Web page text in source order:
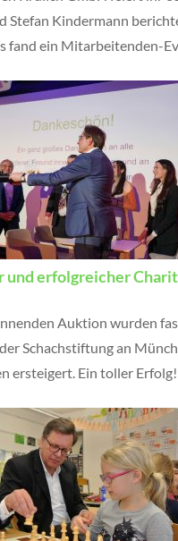
Stefan Kindermann
fand ein Mitarbeitenden-
und erfolgreicher
Auktion wurden
Schachstiftung an
ersteigert. Ein toller Erfolg!